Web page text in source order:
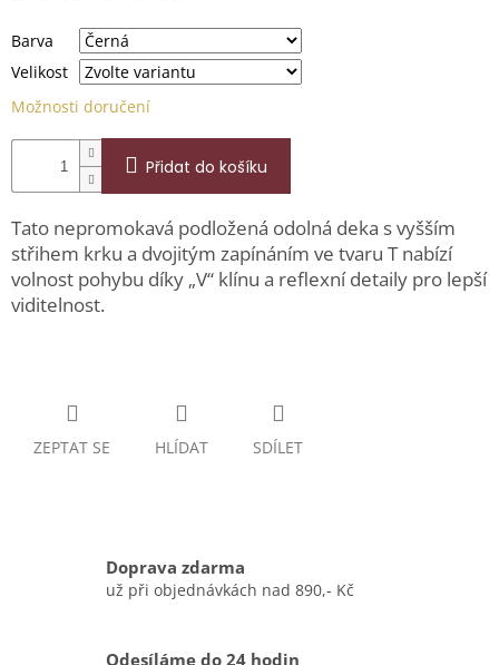
Barva
Velikost
Možnosti doručení
Přidat do košíku
Tato nepromokavá podložená odolná deka s vyšším
střihem krku a dvojitým zapínáním ve tvaru T nabízí
volnost pohybu díky „V“ klínu a reflexní detaily pro lepší
viditelnost.
ZEPTAT SE HLÍDAT SDÍLET
Doprava zdarma
už při objednávkách nad 890,- Kč